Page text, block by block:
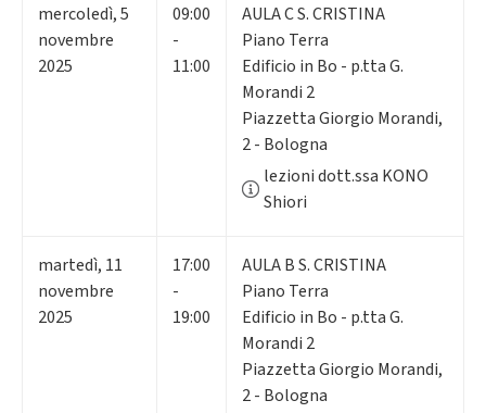
mercoledì,5
novembre
2025
09:00
-
11:00
AULA C S. CRISTINA
Piano Terra
Edificio in Bo - p.tta G.
Morandi 2
Piazzetta Giorgio Morandi,
2 - Bologna
lezioni dott.ssa KONO
Shiori
martedì, 11
novembre
2025
17:00
-
19:00
AULA B S. CRISTINA
Piano Terra
Edificio in Bo - p.tta G.
Morandi 2
Piazzetta Giorgio Morandi,
2 - Bologna